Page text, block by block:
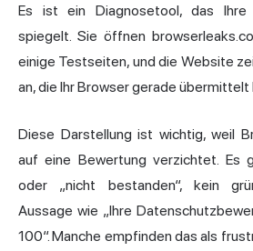
Es ist ein Diagnosetool, das Ihre
spiegelt. Sie öffnen
einige Testseiten, und die Website
an, die Ihr Browser gerade übermittelt
Diese Darstellung ist wichtig, weil
auf eine Bewertung verzichtet. Es
oder „nicht bestanden“, kein
Aussage wie „Ihre
100“. Manche empfinden das als